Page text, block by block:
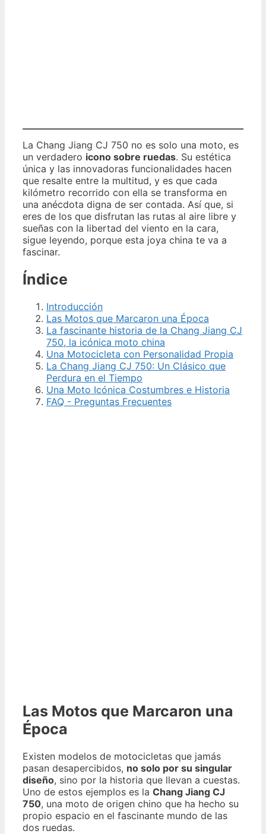
La Chang Jiang CJ 750 no es solo una moto, es
un verdadero icono sobre ruedas. Su estética
única y las innovadoras funcionalidades hacen
que resalte entre la multitud, y es que cada
kilómetro recorrido con ella se transforma en
una anécdota digna de ser contada. Así que, si
eres de los que disfrutan las rutas al aire libre y
sueñas con la libertad del viento en la cara,
sigue leyendo, porque esta joya china te va a
fascinar.
Índice
Introducción
Las Motos que Marcaron una Época
La fascinante historia de la Chang Jiang CJ
750, la icónica moto china
Una Motocicleta con Personalidad Propia
La Chang Jiang CJ 750: Un Clásico que
Perdura en el Tiempo
Una Moto Icónica Costumbres e Historia
FAQ - Preguntas Frecuentes
Las Motos que Marcaron una
Época
Existen modelos de motocicletas que jamás
pasan desapercibidos, no solo por su singular
diseño, sino por la historia que llevan a cuestas.
Uno de estos ejemplos es la Chang Jiang CJ
750, una moto de origen chino que ha hecho su
propio espacio en el fascinante mundo de las
dos ruedas.